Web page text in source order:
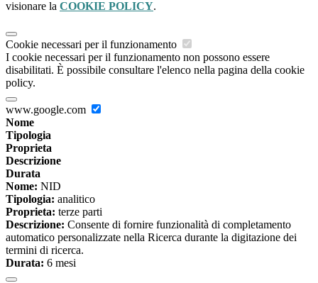
visionare la COOKIE POLICY.
Cookie necessari per il funzionamento
I cookie necessari per il funzionamento non possono essere
disabilitati. È possibile consultare l'elenco nella pagina della cookie
policy.
www.google.com
Nome
Tipologia
Proprieta
Descrizione
Durata
Nome: NID
Tipologia: analitico
Proprieta: terze parti
Descrizione: Consente di fornire funzionalità di completamento
automatico personalizzate nella Ricerca durante la digitazione dei
termini di ricerca.
Durata: 6 mesi